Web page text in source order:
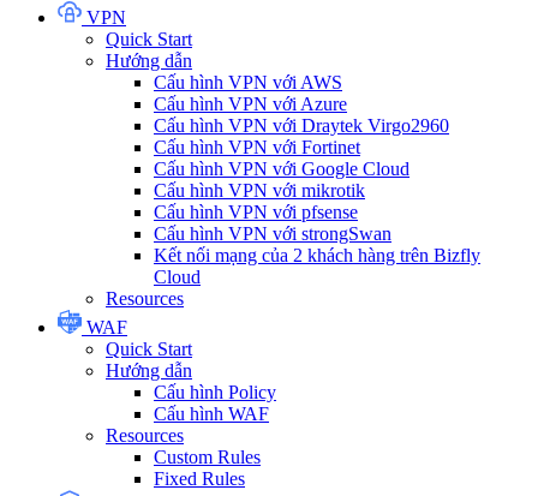
VPN
Quick Start
Hướng dẫn
Cấu hình VPN với AWS
Cấu hình VPN với Azure
Cấu hình VPN với Draytek Virgo2960
Cấu hình VPN với Fortinet
Cấu hình VPN với Google Cloud
Cấu hình VPN với mikrotik
Cấu hình VPN với pfsense
Cấu hình VPN với strongSwan
Kết nối mạng của 2 khách hàng trên Bizfly
Cloud
Resources
WAF
Quick Start
Hướng dẫn
Cấu hình Policy
Cấu hình WAF
Resources
Custom Rules
Fixed Rules